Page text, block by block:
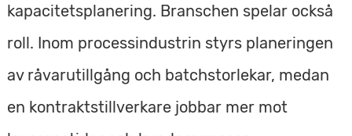
kapacitetsplanering. Branschen spelar också
roll. Inom processindustrin styrs planeringen
av råvarutillgång och batchstorlekar, medan
en kontraktstillverkare jobbar mer mot